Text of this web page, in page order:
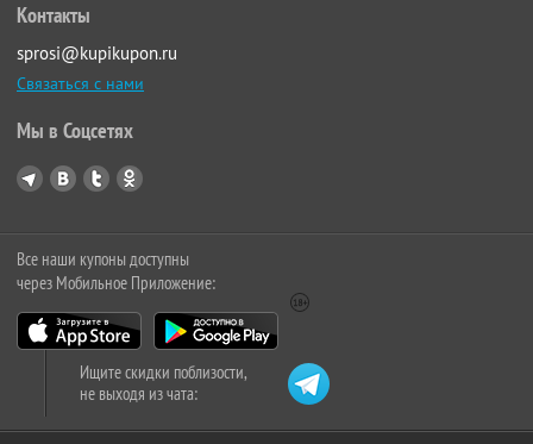
Контакты
sprosi@kupikupon.ru
Связаться с нами
Мы в Соцсетях
Все наши купоны доступны
через Мобильное Приложение:
Ищите скидки поблизости,
не выходя из чата: